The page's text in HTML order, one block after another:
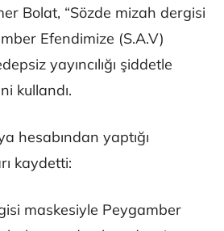
Bolat, “Sözde mizah dergisi
Efendimize (S.A.V)
yayıncılığı şiddetle
kullandı.
hesabından yaptığı
kaydetti:
maskesiyle Peygamber